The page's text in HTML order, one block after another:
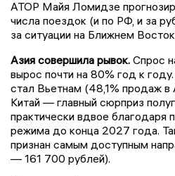
АТОР Майя Ломидзе
числа поездок (и по РФ, и за
за ситуации на Ближнем
Азия совершила рывок. Спрос
вырос почти на 80% год к
стал Вьетнам (48,1% продаж в
Китай — главный сюрприз
практически вдвое благодаря
режима до конца 2027 года.
признан самым доступным
— 161 700 рублей).